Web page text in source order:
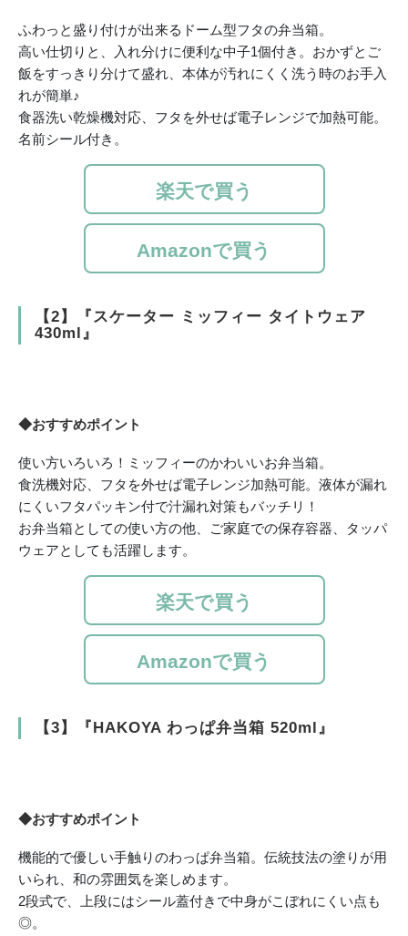
ふわっと盛り付けが出来るドーム型フタの弁当箱。
高い仕切りと、入れ分けに便利な中子1個付き。おかずとご
飯をすっきり分けて盛れ、本体が汚れにくく洗う時のお手入
れが簡単♪
食器洗い乾燥機対応、フタを外せば電子レンジで加熱可能。
名前シール付き。
楽天で買う
Amazonで買う
【2】『スケーター ミッフィー タイトウェア
430ml』
◆おすすめポイント
使い方いろいろ！ミッフィーのかわいいお弁当箱。
食洗機対応、フタを外せば電子レンジ加熱可能。液体が漏れ
にくいフタパッキン付で汁漏れ対策もバッチリ！
お弁当箱としての使い方の他、ご家庭での保存容器、タッパ
ウェアとしても活躍します。
楽天で買う
Amazonで買う
【3】『HAKOYA わっぱ弁当箱 520ml』
◆おすすめポイント
機能的で優しい手触りのわっぱ弁当箱。伝統技法の塗りが用
いられ、和の雰囲気を楽しめます。
2段式で、上段にはシール蓋付きで中身がこぼれにくい点も
◎。